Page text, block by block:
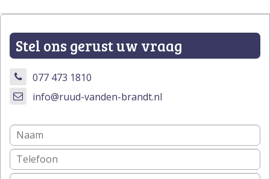
Stel ons gerust uw vraag
077 473 1810
info@ruud-vanden-brandt.nl